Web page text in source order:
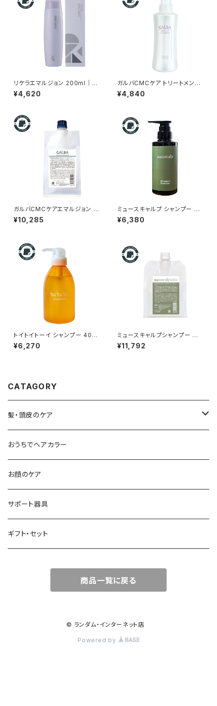
リケラエマルジョン 200ml｜乾
燥・パサつき・広がりが気になる
髪に正規品、送料無料
¥4,620
ガルバCMCケア トリートメント
400ml｜リトルサイエンティス
ト正規品 年齢とともに変化する
¥4,840
ガルバCMCケアエマルジョン 5
00g 【 詰替え用 】｜年齢ととも
に変化する髪を、うるおいを届け
¥10,285
ミュースキャルプ シャンプー フ
ォーカスケア280mL(ボトル)
正規品｜皮脂過剰分泌のお悩
¥6,380
トイトイトーイ シャンプー 400
ml｜リトルサイエンティスト正規
品
¥6,270
ミュースキャルプシャンプー ベ
ースケア 1000g｜リトルサイエ
ンティスト正規品【詰め替え・大
¥11,792
CATAGORY
髪・頭皮のケア
シャンプー
流すトリートメント
流さないトリートメント
頭皮ケア
おうちでヘアカラー
お顔のケア
サポート器具
ギフト・セット
商品一覧に戻る
© ランダム・インターネット店
Powered by